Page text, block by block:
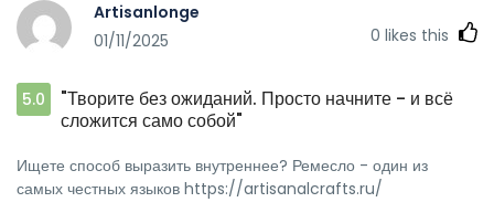
Artisanlonge
01/11/2025
0 likes this
5.0
"Творите без ожиданий. Просто начните - и всё
сложится само собой"
Ищете способ выразить внутреннее? Ремесло - один из
самых честных языков https://artisanalcrafts.ru/